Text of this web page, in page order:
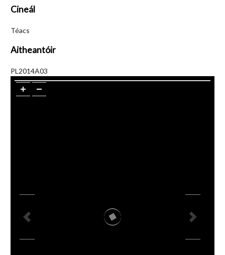
Cineál
Téacs
Aitheantóir
PL2014A03